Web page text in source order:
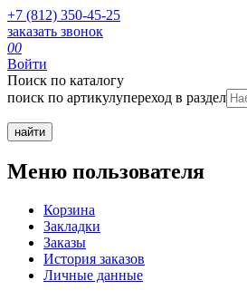
+7 (812) 350-45-25
заказать звонок
00
Войти
Поиск по каталогу
поиск по артикулупереход в раздел
Меню пользователя
Корзина
Закладки
Заказы
История заказов
Личные данные